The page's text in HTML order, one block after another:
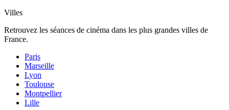
Villes
Retrouvez les séances de cinéma dans les plus grandes villes de
France.
Paris
Marseille
Lyon
Toulouse
Montpellier
Lille